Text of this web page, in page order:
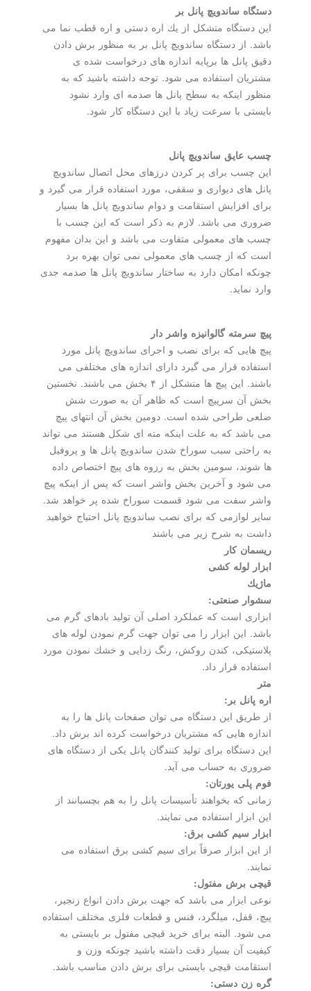
دستگاه ساندویچ پانل بر
این دستگاه متشكل از یك اره دستی و اره قطب نما می
باشد. از دستگاه ساندویچ پانل بر به منظور برش دادن
دقیق پانل ها برپایه اندازه های درخواست شده ی
مشتریان استفاده می شود. توجه داشته باشید كه به
منظور اینكه به سطح پانل ها صدمه ای وارد نشود
بایستی با سرعت زیاد با این دستگاه كار شود.
چسب عایق ساندویچ پانل
این چسب برای پر كردن درزهای محل اتصال ساندویچ
پانل های دیواری و سقفی، مورد استفاده قرار می گیرد و
برای افزایش استقامت و دوام ساندویچ پانل ها بسیار
ضروری می باشد. لازم به ذكر است كه این چسب با
چسب های معمولی متفاوت می باشد و این بدان مفهوم
است كه از چسب های معمولی نمی توان بهره برد
چونكه امكان دارد به ساختار ساندویچ پانل ها صدمه جدی
وارد نماید.
پیچ سرمته گالوانیزه واشر دار
پیچ هایی كه برای نصب و اجرای ساندویچ پانل مورد
استفاده قرار می گیرد دارای اندازه های مختلفی می
باشند. این پیچ ها متشكل از ۴ بخش می باشند. نخستین
بخش آن سرپیچ است كه ظاهر آن به صورت شش
ضلعی طراحی شده است. دومین بخش آن انتهای پیچ
می باشد كه به علت اینكه مته ای شكل هستند می تواند
به راحتی سبب سوراخ شدن ساندویچ پانل ها و پروفیل
ها شوند، سومین بخش به رزوه های پیچ اختصاص داده
می شود و آخرین بخش واشر است كه پس از اینكه پیچ
واشر سفت می شود قسمت سوراخ شده پر خواهد شد.
سایر لوازمی كه برای نصب ساندویچ پانل احتیاج خواهید
داشت به شرح زیر می باشند
ریسمان كار
ابزار لوله كشی
سشوار صنعتی:
ابزاری است كه عملكرد اصلی آن تولید بادهای گرم می
باشد. این ابزار را می توان جهت گرم نمودن لوله های
پلاستیكی، كندن روكش، رنگ زدایی و خشك نمودن مورد
استفاده قرار داد.
اره پانل بر:
از طریق این دستگاه می توان صفحات پانل ها را به
اندازه هایی كه مشتریان درخواست كرده اند برش داد.
این دستگاه برای تولید كنندگان پانل یكی از دستگاه های
ضروری به حساب می آید.
فوم پلی یورتان:
زمانی كه بخواهند تأسیسات پانل را به هم بچسبانند از
این ابزار استفاده می نمایند.
ابزار سیم كشی برق:
از این ابزار صرفاً برای سیم كشی برق استفاده می
قیچی برش مفتول:
نوعی ابزار می باشد كه جهت برش دادن انواع زنجیر،
پیچ، قفل، میلگرد، فنس و قطعات فلزی مختلف استفاده
می شود. البته برای خرید قیچی مفتول بر بایستی به
كیفیت آن بسیار دقت داشته باشید چونكه وزن و
استقامت قیچی بایستی برای برش دادن مناسب باشد.
گره زن دستی: